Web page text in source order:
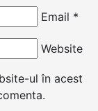
Email *
Website
ul în acest